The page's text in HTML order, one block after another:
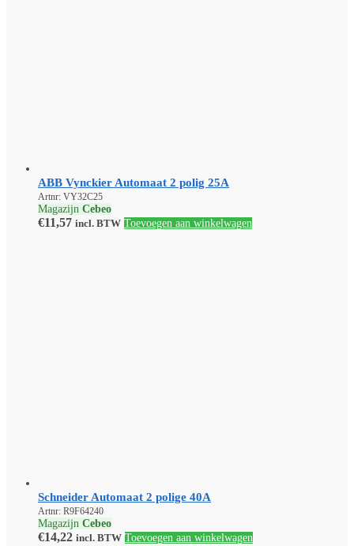
ABB Vynckier Automaat 2 polig 25A
Artnr: VY32C25
Magazijn Cebeo
€11,57 incl. BTW Toevoegen aan winkelwagen
Schneider Automaat 2 polige 40A
Artnr: R9F64240
Magazijn Cebeo
€14,22 incl. BTW Toevoegen aan winkelwagen